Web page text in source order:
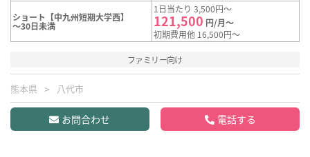
ショート【中九州短期大学西】
～30日未満
1日当たり 3,500円～
121,500 円/月～
初期費用他 16,500円～
ファミリー向け
熊本県 八代市
お問合わせ 電話する